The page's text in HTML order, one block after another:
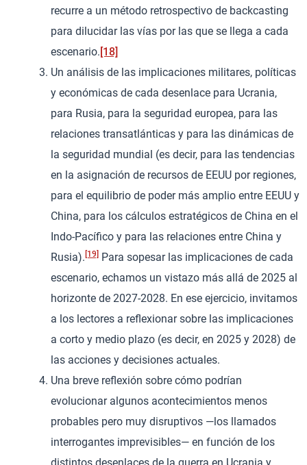
recurre a un método retrospectivo de backcasting
para dilucidar las vías por las que se llega a cada
escenario. [18]
Un análisis de las implicaciones militares, políticas
y económicas de cada desenlace para Ucrania,
para Rusia, para la seguridad europea, para las
relaciones transatlánticas y para las dinámicas de
la seguridad mundial (es decir, para las tendencias
en la asignación de recursos de EEUU por regiones,
para el equilibrio de poder más amplio entre EEUU y
China, para los cálculos estratégicos de China en el
Indo-Pacífico y para las relaciones entre China y
Rusia). [19] Para sopesar las implicaciones de cada
escenario, echamos un vistazo más allá de 2025 al
horizonte de 2027-2028. En ese ejercicio, invitamos
a los lectores a reflexionar sobre las implicaciones
a corto y medio plazo (es decir, en 2025 y 2028) de
las acciones y decisiones actuales.
Una breve reflexión sobre cómo podrían
evolucionar algunos acontecimientos menos
probables pero muy disruptivos —los llamados
interrogantes imprevisibles— en función de los
distintos desenlaces de la guerra en Ucrania y